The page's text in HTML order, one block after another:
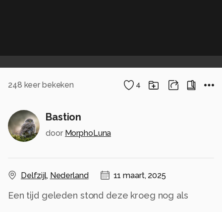
248 keer bekeken 4
Bastion
door MorphoLuna
Delfzijl, Nederland 11 maart, 2025
Een tijd geleden stond deze kroeg nog als